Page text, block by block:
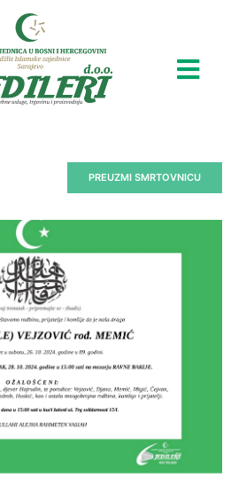
PREUZMI SMRTOVNICU